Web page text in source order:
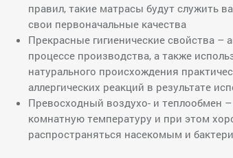
правил, такие матрасы будут служить
свои первоначальные качества
Прекрасные гигиенические свойства
процессе производства, а также
натурального происхождения
аллергических реакций в результате
Превосходный воздухо- и теплообмен
комнатную температуру и при этом
распространяться насекомым и